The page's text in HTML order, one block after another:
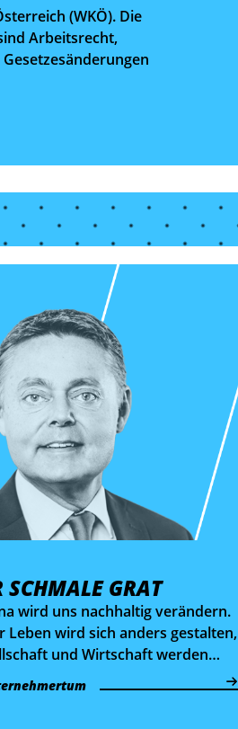
(WKÖ). Die
Arbeitsrecht,
SCHMALE GRAT
wird uns nachhaltig verändern.
Leben wird sich anders gestalten,
und Wirtschaft werden
Bewältigung dieser Krise nicht
sein wie zuvor. Das